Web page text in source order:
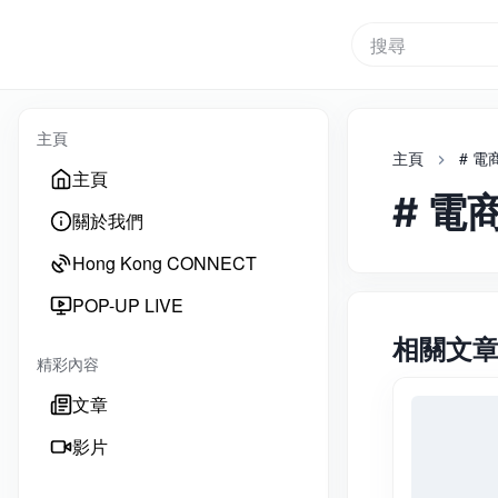
搜尋
主頁
主頁
關於我們
Hong Kong CONNECT
POP-UP LIVE
精彩內容
文章
影片
主頁 # 電
# 電
相關文章